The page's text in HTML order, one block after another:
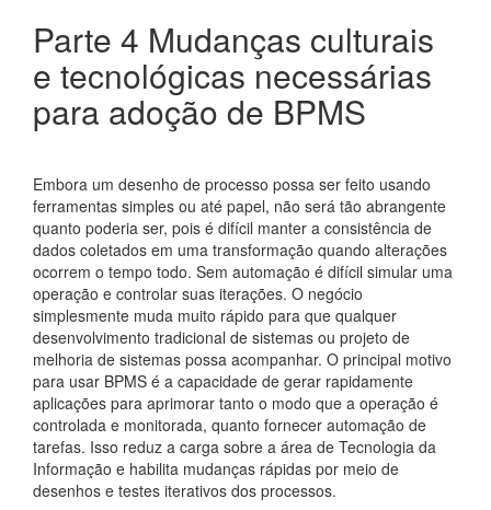
Parte 4 Mudanças culturais
e tecnológicas necessárias
para adoção de BPMS
Embora um desenho de processo possa ser feito usando
ferramentas simples ou até papel, não será tão abrangente
quanto poderia ser, pois é difícil manter a consistência de
dados coletados em uma transformação quando alterações
ocorrem o tempo todo. Sem automação é difícil simular uma
operação e controlar suas iterações. O negócio
simplesmente muda muito rápido para que qualquer
desenvolvimento tradicional de sistemas ou projeto de
melhoria de sistemas possa acompanhar. O principal motivo
para usar BPMS é a capacidade de gerar rapidamente
aplicações para aprimorar tanto o modo que a operação é
controlada e monitorada, quanto fornecer automação de
tarefas. Isso reduz a carga sobre a área de Tecnologia da
Informação e habilita mudanças rápidas por meio de
desenhos e testes iterativos dos processos.